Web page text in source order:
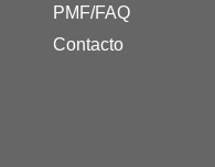
PMF/FAQ
Contacto